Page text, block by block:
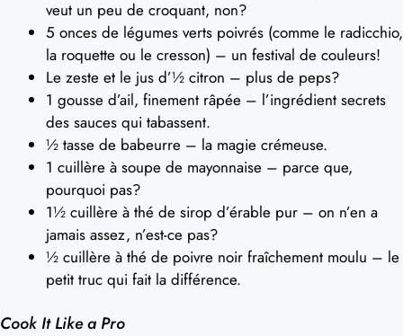
veut un peu de croquant, non?
5 onces de légumes verts poivrés (comme le radicchio,
la roquette ou le cresson) – un festival de couleurs!
Le zeste et le jus d’½ citron – plus de peps?
1 gousse d’ail, finement râpée – l’ingrédient secrets
des sauces qui tabassent.
½ tasse de babeurre – la magie crémeuse.
1 cuillère à soupe de mayonnaise – parce que,
pourquoi pas?
1½ cuillère à thé de sirop d’érable pur – on n’en a
jamais assez, n’est-ce pas?
½ cuillère à thé de poivre noir fraîchement moulu – le
petit truc qui fait la différence.
Cook It Like a Pro